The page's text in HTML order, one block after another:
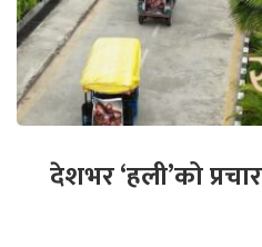
देशभर ‘हली’को